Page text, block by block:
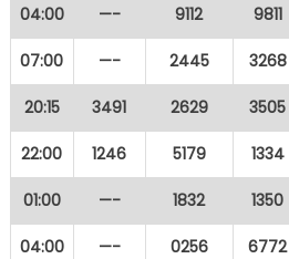
04:00 —- 9112 9811
07:00 —- 2445 3268
20:15 3491 2629 3505
22:00 1246 5179 1334
01:00 —- 1832 1350
04:00 —- 0256 6772